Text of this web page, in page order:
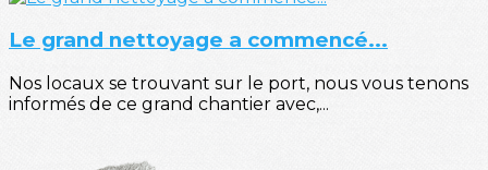
Le grand nettoyage a commencé...
Nos locaux se trouvant sur le port, nous vous tenons
informés de ce grand chantier avec,...